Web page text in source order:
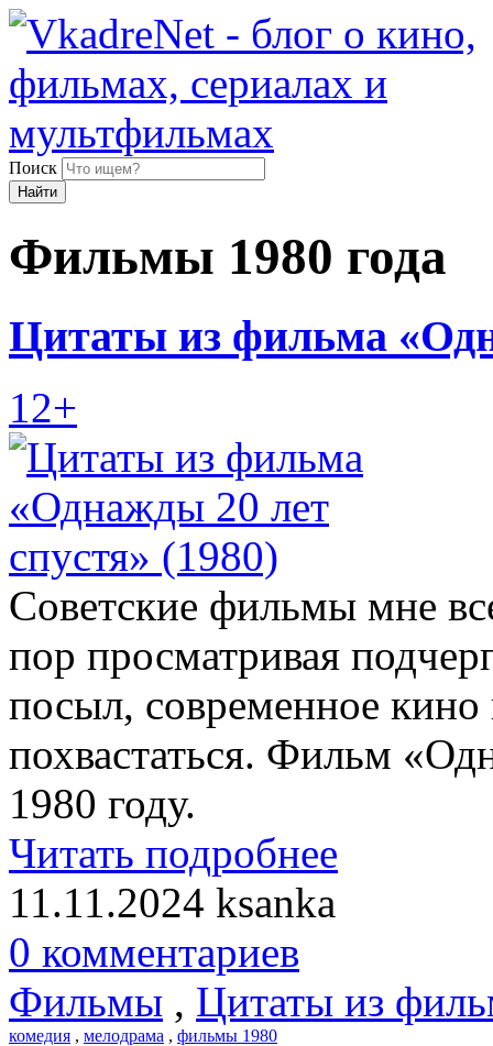
Поиск
Найти
Фильмы 1980 года
Цитаты из фильма
12+
Советские фильмы мне
пор просматривая
посыл, современное кино
похвастаться. Фильм
1980 году.
Читать подробнее
11.11.2024 ksanka
0 комментариев
Фильмы , Цитаты из
комедия , мелодрама , фильмы 1980